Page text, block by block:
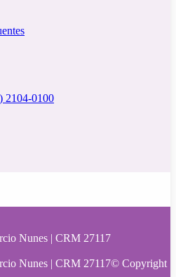
2104-0100
Nunes | CRM 27117
Nunes | CRM 27117© Copyright